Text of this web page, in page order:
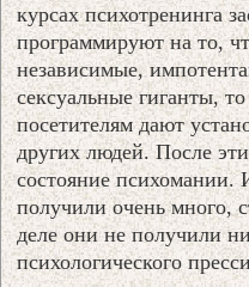
курсах психотренинга
программируют на то,
независимые,
сексуальные гиганты,
посетителям дают
других людей. После
состояние психомании.
получили очень много,
деле они не получили
психологического